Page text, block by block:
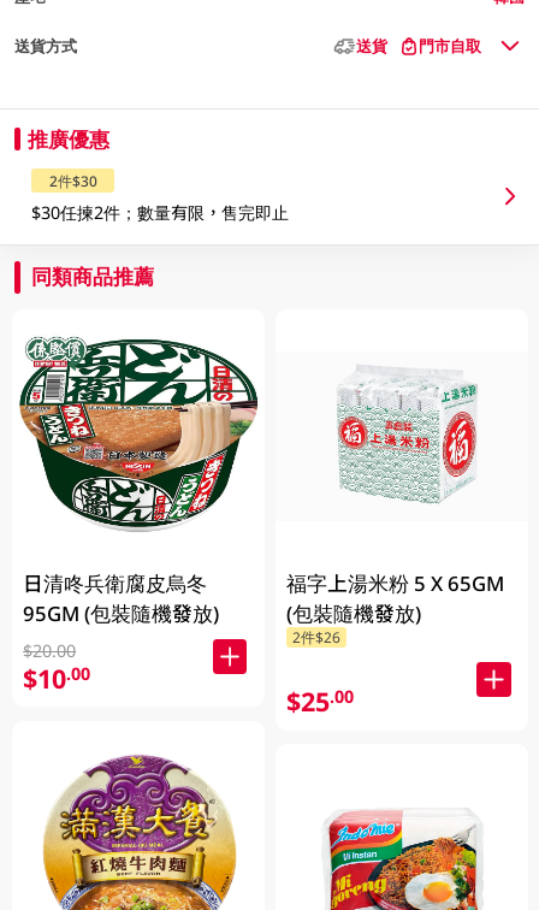
送貨方式 送貨 門市自取
推廣優惠
2件$30
$30任揀2件；數量有限，售完即止
同類商品推薦
日清咚兵衛腐皮烏冬
95GM (包裝隨機發放)
$20.00
$10.00
福字上湯米粉 5 X 65GM
(包裝隨機發放)
2件$26
$25.00